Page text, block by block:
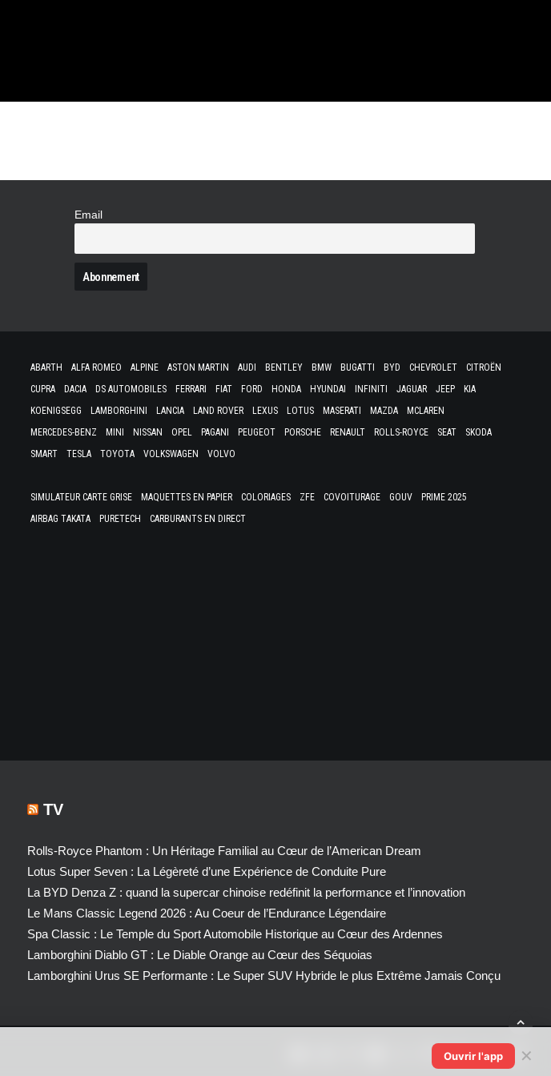
Email
ABARTH ALFA ROMEO ALPINE ASTON MARTIN AUDI BENTLEY BMW BUGATTI BYD CHEVROLET
CITROËN
CUPRA
DACIA DS AUTOMOBILES FERRARI FIAT FORD HONDA HYUNDAI INFINITI JAGUAR JEEP
KIA
KOENIGSEGG
LAMBORGHINI LANCIA LAND ROVER LEXUS LOTUS MASERATI MAZDA
MCLAREN
MERCEDES-BENZ
MINI NISSAN OPEL PAGANI PEUGEOT PORSCHE RENAULT ROLLS-ROYCE SEAT
SKODA
SMART
TESLA TOYOTA VOLKSWAGEN VOLVO
SIMULATEUR CARTE GRISE MAQUETTES EN PAPIER COLORIAGES ZFE COVOITURAGE GOUV
PRIME 2025
AIRBAG TAKATA
PURETECH CARBURANTS EN DIRECT
TV
Rolls-Royce Phantom : Un Héritage Familial au Cœur de l’American Dream
Lotus Super Seven : La Légèreté d’une Expérience de Conduite Pure
La BYD Denza Z : quand la supercar chinoise redéfinit la performance et l’innovation
Le Mans Classic Legend 2026 : Au Coeur de l’Endurance Légendaire
Spa Classic : Le Temple du Sport Automobile Historique au Cœur des Ardennes
Lamborghini Diablo GT : Le Diable Orange au Cœur des Séquoias
Lamborghini Urus SE Performante : Le Super SUV Hybride le plus Extrême Jamais Conçu
Ouvrir l'app ✕